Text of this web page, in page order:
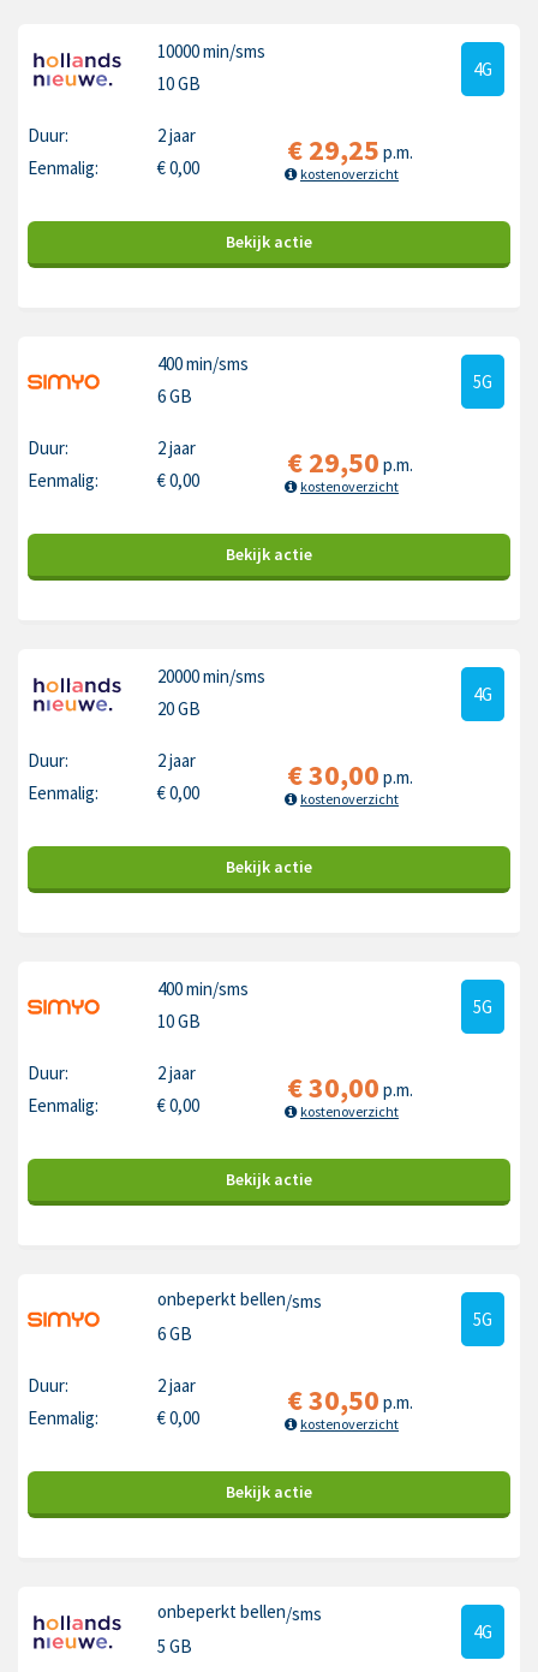
10000 min/sms
10 GB
4G
Duur:
2 jaar
Eenmalig:
€0,00 €29,25 p.m.
kostenoverzicht
Bekijk actie
400 min/sms
6 GB
5G
Duur:
2 jaar
Eenmalig:
€0,00 €29,50 p.m.
kostenoverzicht
Bekijk actie
20000 min/sms
20 GB
4G
Duur:
2 jaar
Eenmalig:
€0,00 €30,00 p.m.
kostenoverzicht
Bekijk actie
400 min/sms
10 GB
5G
Duur:
2 jaar
Eenmalig:
€0,00 €30,00 p.m.
kostenoverzicht
Bekijk actie
onbeperkt bellen/sms
6 GB
5G
Duur:
2 jaar
Eenmalig:
€0,00 €30,50 p.m.
kostenoverzicht
Bekijk actie
onbeperkt bellen/sms
5 GB
4G